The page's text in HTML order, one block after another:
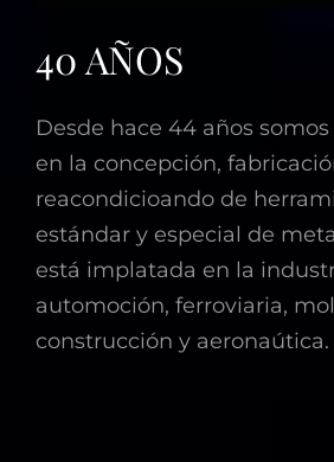
40 AÑOS
Desde hace 44 años
en la concepción,
reacondicioando de
estándar y especial de
está implatada en la
automoción, ferroviaria,
construcción y aeronaútica.